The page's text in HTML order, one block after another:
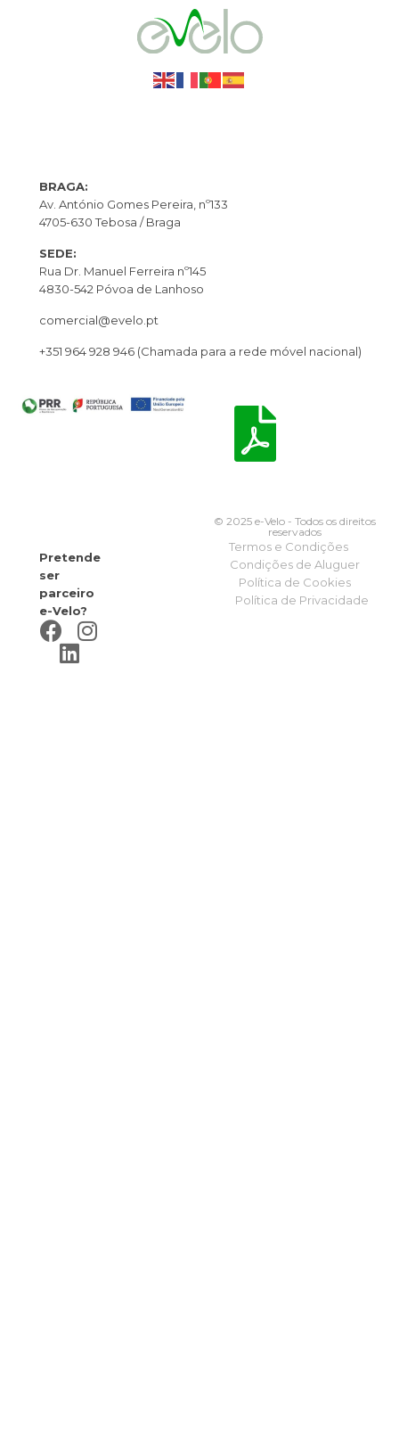
BRAGA:
Av. António Gomes Pereira, nº133
4705-630 Tebosa / Braga
SEDE:
Rua Dr. Manuel Ferreira nº145
4830-542 Póvoa de Lanhoso
comercial@evelo.pt
+351 964 928 946 (Chamada para a rede móvel nacional)
Pretende
ser
parceiro
e-Velo?
© 2025 e-Velo - Todos os direitos
reservados
Termos e Condições
Condições de Aluguer
Política de Cookies
Política de Privacidade